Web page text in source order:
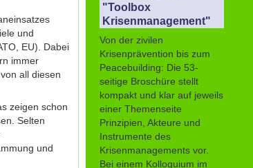
und
EU). Dabei
immer
all diesen
zeigen schon
Selten
und
"Toolbox
Krisenmanagement"
Von der zivilen
Krisenprävention bis zum
Peacebuilding: Die 53-
seitige Broschüre stellt
kompakt und klar auf jeweils
einer Themenseite
Prinzipien, Akteure und
Instrumente des
Krisenmanagements vor.
Bei einem Kolloquium im